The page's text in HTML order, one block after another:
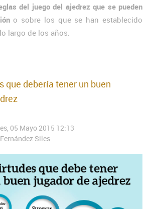
del juego del ajedrez que se pueden
o sobre los que se han establecido
largo de los años.
que debería tener un buen
05 Mayo 2015 12:13
Siles